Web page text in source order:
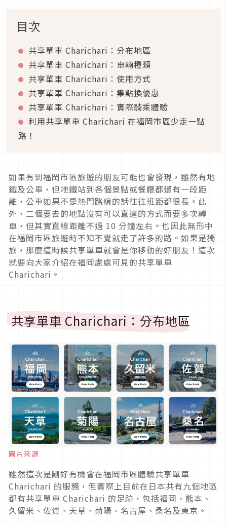
目次
共享單車 Charichari：分布地區
共享單車 Charichari：車輛種類
共享單車 Charichari：使用方式
共享單車 Charichari：集點換優惠
共享單車 Charichari：實際騎乘體驗
利用共享單車 Charichari 在福岡市區少走一點
路！
如果有到福岡市區旅遊的朋友可能也會發現，雖然有地
鐵及公車，但地鐵站到各個景點或餐廳都還有一段距
離，公車如果不是熱門路線的話往往班距都很長。此
外，二個要去的地點沒有可以直達的方式而要多次轉
車，但其實直線距離不過 10 分鐘左右。也因此無形中
在福岡市區旅遊時不知不覺就走了許多的路。如果是獨
旅，那麼這時候共享單車就會是你移動的好朋友！這次
就要向大家介紹在福岡處處可見的共享單車
Charichari。
共享單車 Charichari：分布地區
圖片來源
雖然這次是剛好有機會在福岡市區體驗共享單車
Charichari 的服務，但實際上目前在日本共有九個地區
都有共享單車 Charichari 的足跡，包括福岡、熊本、
久留米、佐賀、天草、菊陽、名古屋、桑名及東京。